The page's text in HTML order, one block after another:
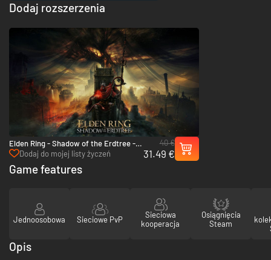
Dodaj rozszerzenia
Elden Ring - Shadow of the Erdtree -
PC (Steam)
Dodaj do mojej listy życzeń
40 €
31.49 €
Game features
Jednoosobowa Sieciowe PvP
Sieciowa
kooperacja
Osiągnięcia
Steam
Opis